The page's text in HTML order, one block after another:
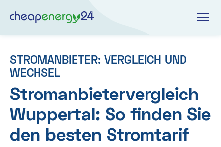
STROMANBIETER: VERGLEICH UND
WECHSEL
Stromanbietervergleich
Wuppertal: So finden Sie
den besten Stromtarif